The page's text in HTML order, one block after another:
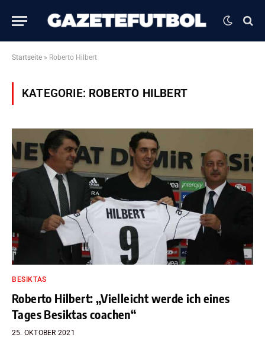
Startseite » Roberto Hilbert
KATEGORIE: ROBERTO HILBERT
BESIKTAS
Roberto Hilbert: „Vielleicht werde ich eines
Tages Besiktas coachen“
25. OKTOBER 2021